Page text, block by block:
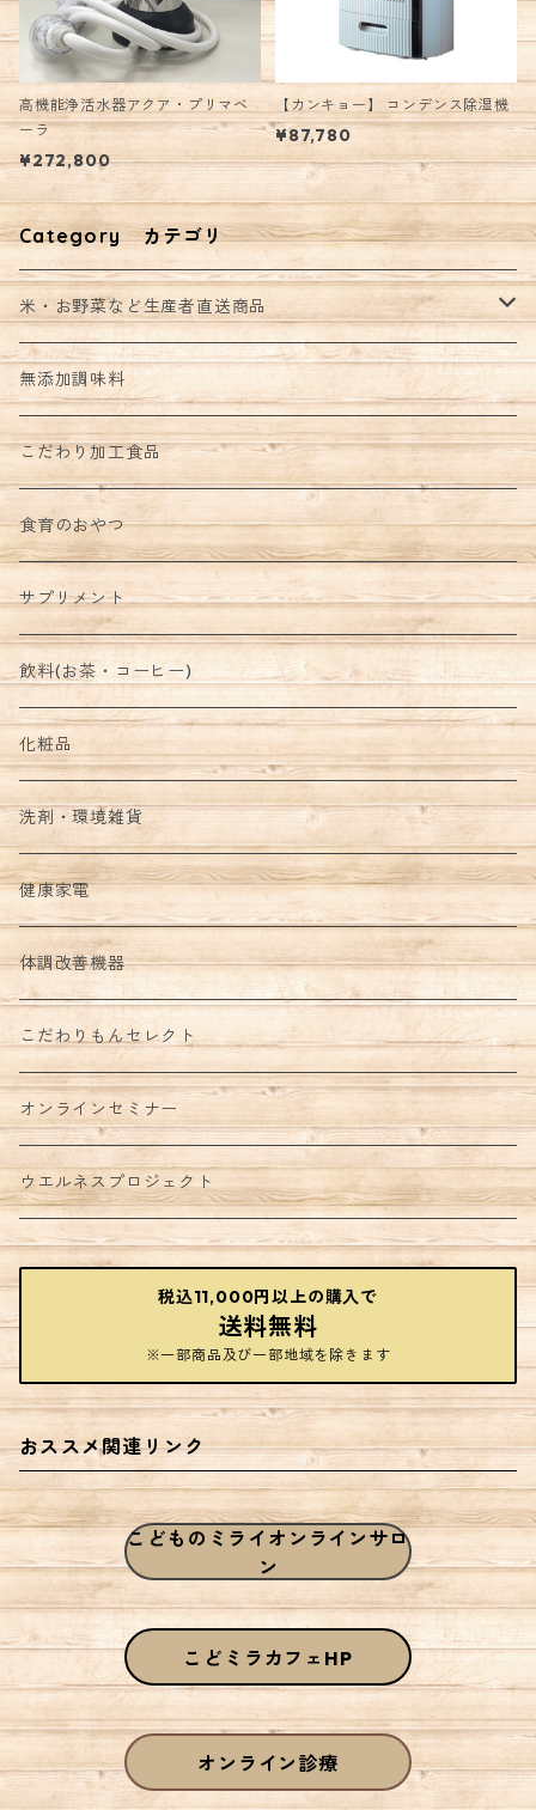
高機能浄活水器アクア・プリマベ
ーラ
¥272,800
【カンキョー】 コンデンス除湿機
¥87,780
Category カテゴリ
米・お野菜など生産者直送商品
野菜セット
無添加調味料
こだわり加工食品
食育のおやつ
サプリメント
飲料(お茶・コーヒー)
化粧品
洗剤・環境雑貨
健康家電
体調改善機器
こだわりもんセレクト
オンラインセミナー
ウエルネスプロジェクト
税込11,000円以上の購入で
送料無料
※一部商品及び一部地域を除きます
おススメ関連リンク
こどものミライオンラインサロ
ン
こどミラカフェHP
オンライン診療